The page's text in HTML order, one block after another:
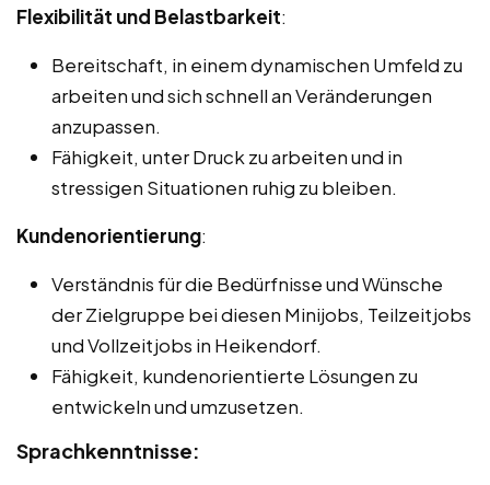
Flexibilität und Belastbarkeit:
Bereitschaft, in einem dynamischen Umfeld zu
arbeiten und sich schnell an Veränderungen
anzupassen.
Fähigkeit, unter Druck zu arbeiten und in
stressigen Situationen ruhig zu bleiben.
Kundenorientierung:
Verständnis für die Bedürfnisse und Wünsche
der Zielgruppe bei diesen Minijobs, Teilzeitjobs
und Vollzeitjobs in Heikendorf.
Fähigkeit, kundenorientierte Lösungen zu
entwickeln und umzusetzen.
Sprachkenntnisse: